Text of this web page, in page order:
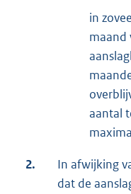
in
maand
aantal
2.
In afwijking
dat de